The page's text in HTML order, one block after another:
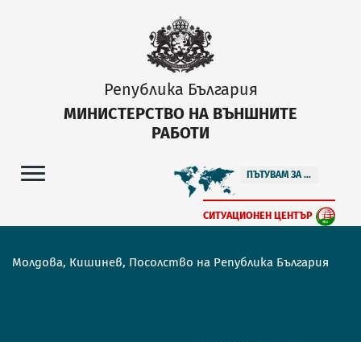
Република България
МИНИСТЕРСТВО НА ВЪНШНИТЕ
РАБОТИ
ПЪТУВАМ ЗА ...
СИТУАЦИОНЕН ЦЕНТЪР
Молдова, Кишинев, Посолство на Република България